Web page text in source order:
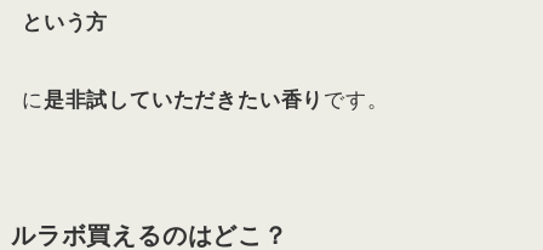
という方
に是非試していただきたい香り です。
ルラボ買えるのはどこ？